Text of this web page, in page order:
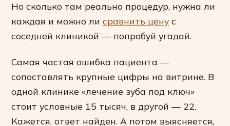
Но сколько там реально процедур, нужна ли
каждая и можно ли сравнить цену с
соседней клиникой — попробуй угадай.
Самая частая ошибка пациента —
сопоставлять крупные цифры на витрине. В
одной клинике «лечение зуба под ключ»
стоит условные 15 тысяч, в другой — 22.
Кажется, ответ найден. А потом выясняется,